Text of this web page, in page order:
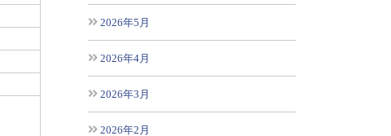
2026年5月
2026年4月
2026年3月
2026年2月